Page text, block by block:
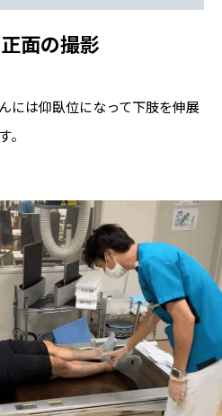
面の撮影
には仰臥位になって下肢を伸展
。